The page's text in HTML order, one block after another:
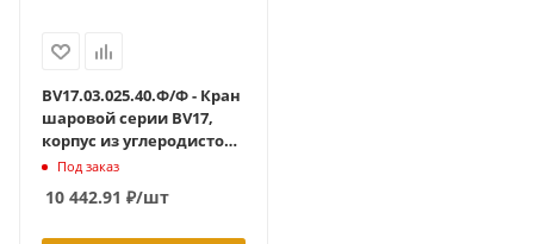
BV17.03.025.40.Ф/Ф - Кран
шаровой серии BV17,
корпус из углеродистой
стали, полнопроходный,
DN25, PN40,( фланцевый
L=74 мм )
Под заказ
10 442.91 ₽/шт